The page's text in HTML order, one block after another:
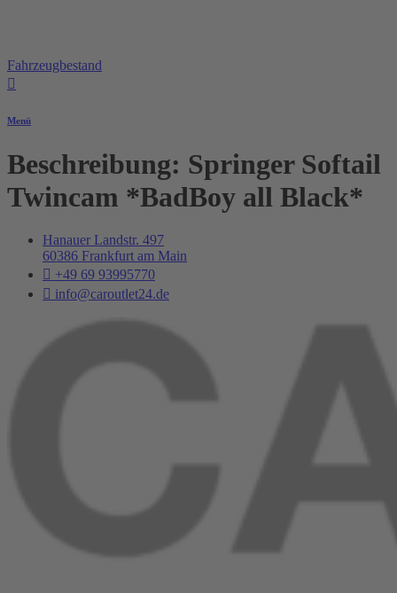
Fahrzeugbestand
Menü
Beschreibung: Springer Softail
Twincam *BadBoy all Black*
Hanauer Landstr. 497
60386 Frankfurt am Main
+49 69 93995770
info@caroutlet24.de